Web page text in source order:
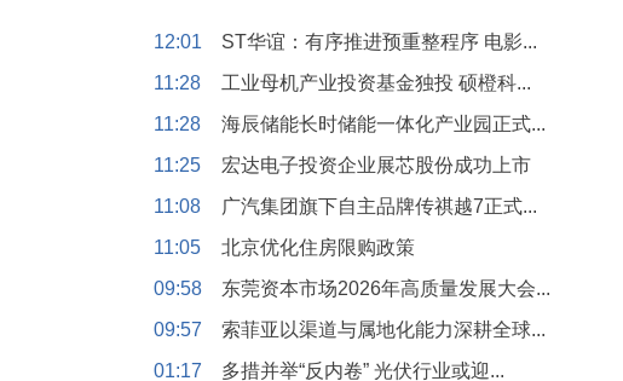
12:01
ST华谊：有序推进预重整程序 电影...
11:28
工业母机产业投资基金独投 硕橙科...
11:28
海辰储能长时储能一体化产业园正式...
11:25
宏达电子投资企业展芯股份成功上市
11:08
广汽集团旗下自主品牌传祺越7正式...
11:05
北京优化住房限购政策
09:58
东莞资本市场2026年高质量发展大会...
09:57
索菲亚以渠道与属地化能力深耕全球...
01:17
多措并举“反内卷” 光伏行业或迎...